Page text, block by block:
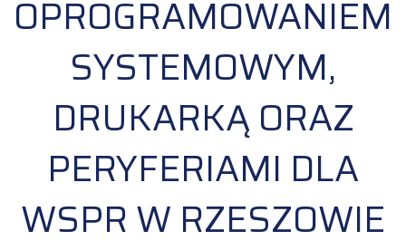
OPROGRAMOWANIEM
SYSTEMOWYM,
DRUKARKĄ ORAZ
PERYFERIAMI DLA
WSPR W RZESZOWIE